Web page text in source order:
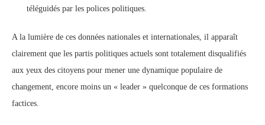
téléguidés par les polices politiques.
A la lumière de ces données nationales et internationales, il apparaît
clairement que les partis politiques actuels sont totalement disqualifiés
aux yeux des citoyens pour mener une dynamique populaire de
changement, encore moins un « leader » quelconque de ces formations
factices.